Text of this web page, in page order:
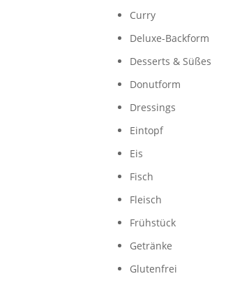
Curry
Deluxe-Backform
Desserts & Süßes
Donutform
Dressings
Eintopf
Eis
Fisch
Fleisch
Frühstück
Getränke
Glutenfrei